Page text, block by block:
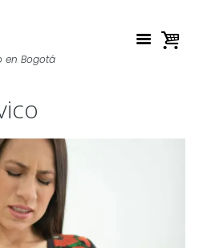
en Bogotá